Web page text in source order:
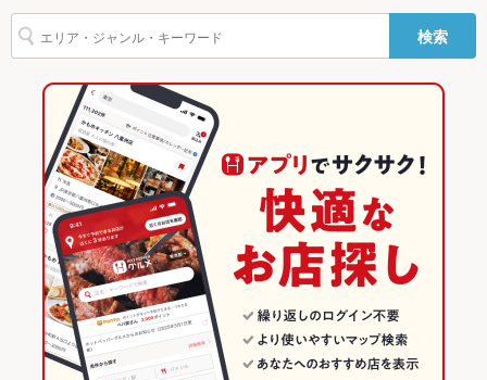
バリアフリ
ー
なし
駐車場
その他設備 －
その他
飲み放題 なし
食べ放題 なし
お子様連れ お子様連れ歓迎
ウェディン
グパーティ
ー二次会
－
峰駅 × 居酒屋
峰駅 × 和風
栃木
栃木 × 居酒屋
栃木 × 和風
陽東３丁目駅
栃木のグルメランキング
栃木の居酒屋ランキング
宇都宮のグルメランキング
宇都宮の居酒屋ランキング
宇都宮市その他のグルメランキング
宇都宮市その他の居酒屋ランキング
検索